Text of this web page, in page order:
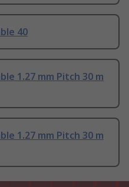
40
1.27 mm Pitch 30 m
1.27 mm Pitch 30 m